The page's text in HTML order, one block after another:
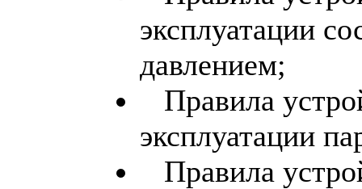
эксплуатации
давлением;
Правила
эксплуатации
Правила